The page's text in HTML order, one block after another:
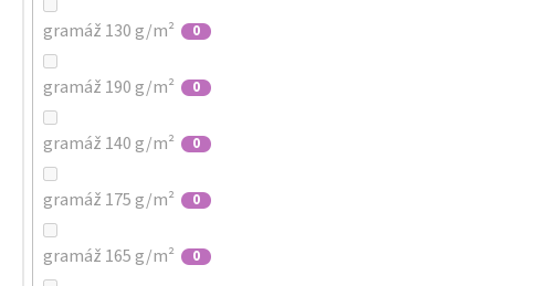
gramáž 130 g/m² 0
gramáž 190 g/m² 0
gramáž 140 g/m² 0
gramáž 175 g/m² 0
gramáž 165 g/m² 0